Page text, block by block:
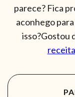
parece? Fica
aconhego para
isso?Gostou